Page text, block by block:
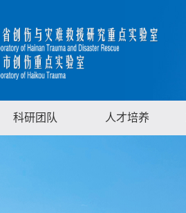
科研团队 人才培养